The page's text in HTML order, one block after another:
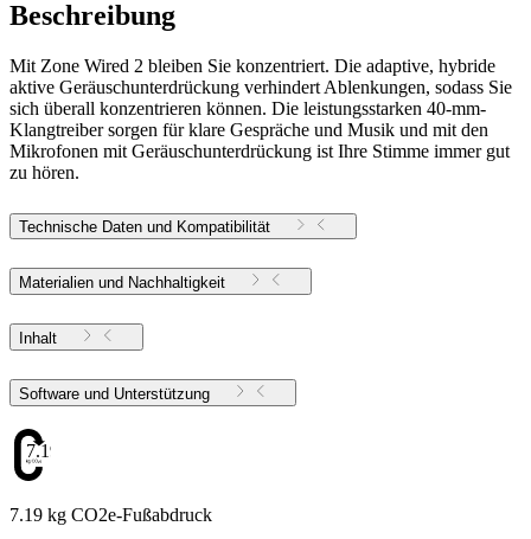
Beschreibung
Mit Zone Wired 2 bleiben Sie konzentriert. Die adaptive, hybride
aktive Geräuschunterdrückung verhindert Ablenkungen, sodass Sie
sich überall konzentrieren können. Die leistungsstarken 40-mm-
Klangtreiber sorgen für klare Gespräche und Musik und mit den
Mikrofonen mit Geräuschunterdrückung ist Ihre Stimme immer gut
zu hören.
Technische Daten und Kompatibilität
Materialien und Nachhaltigkeit
Inhalt
Software und Unterstützung
7.19
7.19 kg CO2e-Fußabdruck